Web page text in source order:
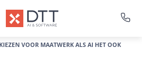
VOOR MAATWERK ALS AI HET OOK